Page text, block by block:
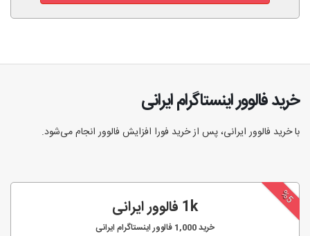
خرید فالوور اینستاگرام ایرانی
با خرید فالوور ایرانی، پس از خرید فورا افزایش فالوور انجام‌ می‌شود.
%5 1k فالوور ایرانی
خرید1,000 فالوور اینستاگرام ایرانی